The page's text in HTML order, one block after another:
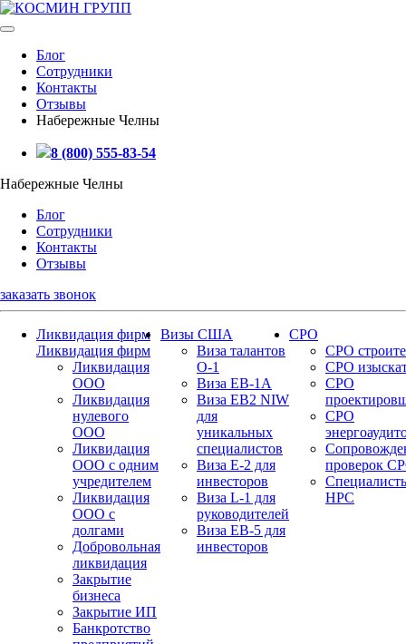
Блог
Сотрудники
Контакты
Отзывы
Набережные Челны
8 (800) 555-83-54
Набережные Челны
Блог
Сотрудники
Контакты
Отзывы
заказать звонок
Ликвидация фирм
Ликвидация фирм
Ликвидация
ООО
Ликвидация
нулевого
ООО
Ликвидация
ООО с одним
учредителем
Ликвидация
ООО с
долгами
Добровольная
ликвидация
Закрытие
бизнеса
Закрытие ИП
Банкротство
Визы США
Виза талантов
О-1
Виза EB-1A
Виза EB2 NIW
для
уникальных
специалистов
Виза E-2 для
инвесторов
Виза L-1 для
руководителей
Виза EB-5 для
инвесторов
СРО
СРО
СРО
СРО
СРО
проверок
НРС